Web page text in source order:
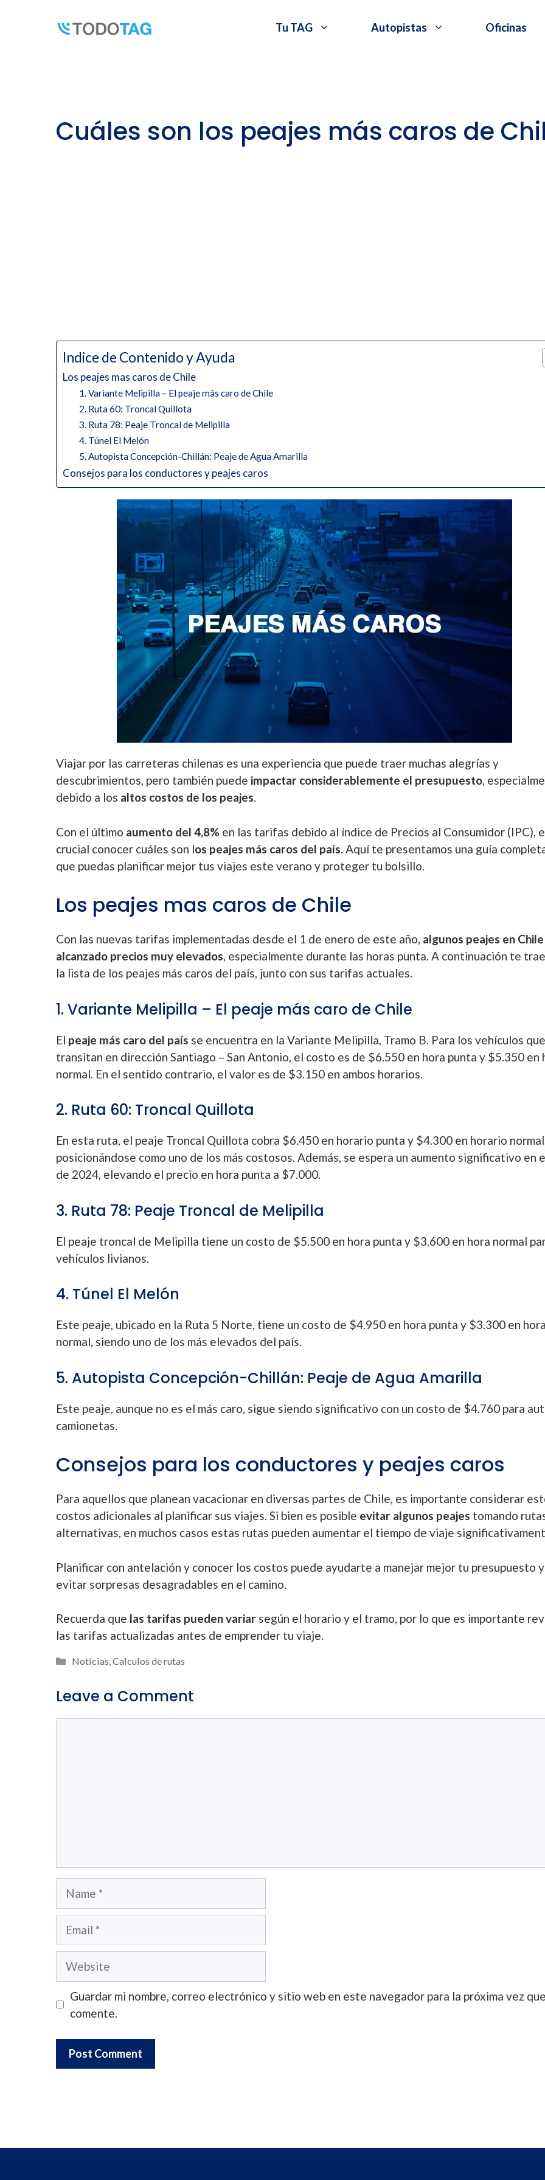
Tu TAG Autopistas Oficinas
Cuáles son los peajes más caros de
Indice de Contenido y Ayuda
Los peajes mas caros de Chile
1. Variante Melipilla – El peaje más caro de Chile
2. Ruta 60: Troncal Quillota
3. Ruta 78: Peaje Troncal de Melipilla
4. Túnel El Melón
5. Autopista Concepción-Chillán: Peaje de Agua Amarilla
Consejos para los conductores y peajes caros
Viajar por las carreteras chilenas es una experiencia que puede traer muchas alegrías y
descubrimientos, pero también puede impactar considerablemente el presupuesto,
debido a los altos costos de los peajes.
Con el último aumento del 4,8% en las tarifas debido al índice de Precios al Consumidor (IPC),
crucial conocer cuáles son los peajes más caros del país . Aquí te presentamos una guía
que puedas planificar mejor tus viajes este verano y proteger tu bolsillo.
Los peajes mas caros de Chile
Con las nuevas tarifas implementadas desde el 1 de enero de este año, algunos peajes en
alcanzado precios muy elevados, especialmente durante las horas punta. A continuación te
la lista de los peajes más caros del país, junto con sus tarifas actuales.
1. Variante Melipilla – El peaje más caro de Chile
El peaje más caro del país se encuentra en la Variante Melipilla, Tramo B. Para los vehículos que
transitan en dirección Santiago – San Antonio, el costo es de $6.550 en hora punta y $5.350 en
normal. En el sentido contrario, el valor es de $3.150 en ambos horarios.
2. Ruta 60: Troncal Quillota
En esta ruta, el peaje Troncal Quillota cobra $6.450 en horario punta y $4.300 en horario
posicionándose como uno de los más costosos. Además, se espera un aumento significativo en
de 2024, elevando el precio en hora punta a $7.000.
3. Ruta 78: Peaje Troncal de Melipilla
El peaje troncal de Melipilla tiene un costo de $5.500 en hora punta y $3.600 en hora normal
vehículos livianos.
4. Túnel El Melón
Este peaje, ubicado en la Ruta 5 Norte, tiene un costo de $4.950 en hora punta y $3.300 en hora
normal, siendo uno de los más elevados del país.
5. Autopista Concepción-Chillán: Peaje de Agua Amarilla
Este peaje, aunque no es el más caro, sigue siendo significativo con un costo de $4.760 para
camionetas.
Consejos para los conductores y peajes caros
Para aquellos que planean vacacionar en diversas partes de Chile, es importante considerar
costos adicionales al planificar sus viajes. Si bien es posible evitar algunos peajes tomando
alternativas, en muchos casos estas rutas pueden aumentar el tiempo de viaje
Planificar con antelación y conocer los costos puede ayudarte a manejar mejor tu presupuesto y
evitar sorpresas desagradables en el camino.
Recuerda que las tarifas pueden variar según el horario y el tramo, por lo que es importante
las tarifas actualizadas antes de emprender tu viaje.
Categories
Noticias,Calculos de rutas
Leave a Comment
Name
Email
Website
Guardar mi nombre, correo electrónico y sitio web en este navegador para la próxima vez que
comente.